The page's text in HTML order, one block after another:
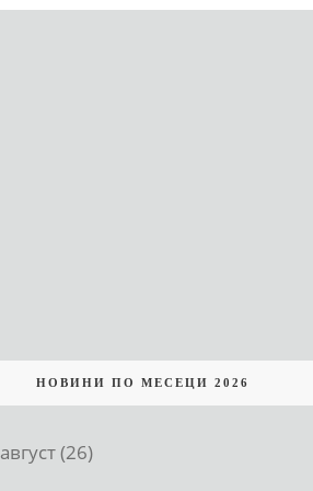
НОВИНИ ПО МЕСЕЦИ 2026
август (26)